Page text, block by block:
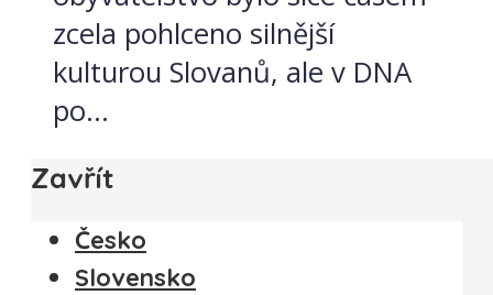
zcela pohlceno silnější
kulturou Slovanů, ale v DNA
po...
Zavřít
Česko
Slovensko